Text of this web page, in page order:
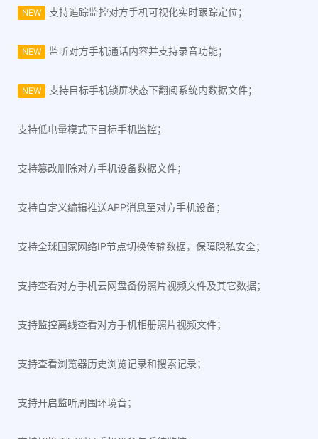
NEW 支持追踪监控对方手机可视化实时跟踪定位；
NEW 监听对方手机通话内容并支持录音功能；
NEW 支持目标手机锁屏状态下翻阅系统内数据文件；
支持低电量模式下目标手机监控；
支持篡改删除对方手机设备数据文件；
支持自定义编辑推送APP消息至对方手机设备；
支持全球国家网络IP节点切换传输数据，保障隐私安全；
支持查看对方手机云网盘备份照片视频文件及其它数据；
支持监控离线查看对方手机相册照片视频文件；
支持查看浏览器历史浏览记录和搜索记录；
支持开启监听周围环境音；